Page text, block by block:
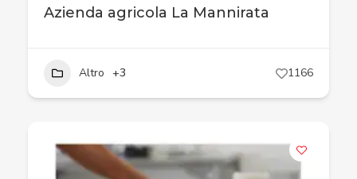
Azienda agricola La Mannirata
Altro +3 1166